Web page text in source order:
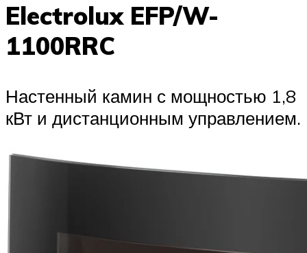
Electrolux EFP/W-
1100RRC
Настенный камин с мощностью 1,8
кВт и дистанционным управлением.